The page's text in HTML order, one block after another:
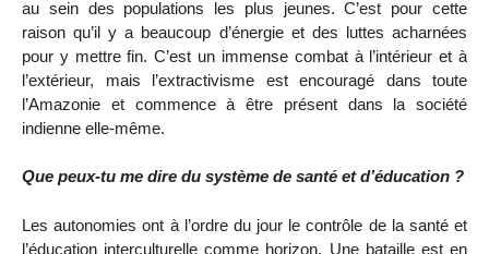
au sein des populations les plus jeunes. C’est pour cette
raison qu’il y a beaucoup d’énergie et des luttes acharnées
pour y mettre fin. C’est un immense combat à l’intérieur et à
l’extérieur, mais l’extractivisme est encouragé dans toute
l’Amazonie et commence à être présent dans la société
indienne elle-même.
Que peux-tu me dire du système de santé et d’éducation ?
Les autonomies ont à l’ordre du jour le contrôle de la santé et
l’éducation interculturelle comme horizon. Une bataille est en